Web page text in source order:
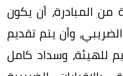
من المبادرة، أن يكون
وأن يتم تقديم
للهيئة، وسداد كامل